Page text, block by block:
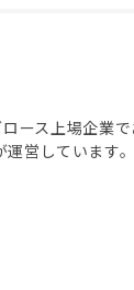
ース上場企業で
営しています。